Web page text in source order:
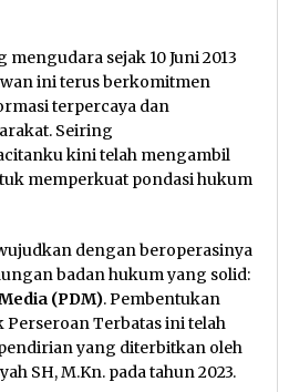
sejak 10 Juni 2013
ini terus berkomitmen
terpercaya dan
Seiring
kini telah mengambil
memperkuat pondasi hukum
dengan beroperasinya
badan hukum yang solid:
(PDM). Pembentukan
Terbatas ini telah
yang diterbitkan oleh
SH, M.Kn. pada tahun 2023.